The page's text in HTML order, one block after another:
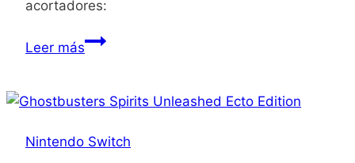
acortadores:
Leer másLost
Nintendo Switch